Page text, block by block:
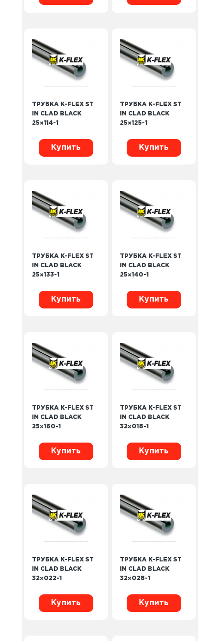
ТРУБКА K-FLEX ST
IN CLAD BLACK
25×114-1
Купить
ТРУБКА K-FLEX ST
IN CLAD BLACK
25×125-1
Купить
ТРУБКА K-FLEX ST
IN CLAD BLACK
25×133-1
Купить
ТРУБКА K-FLEX ST
IN CLAD BLACK
25×140-1
Купить
ТРУБКА K-FLEX ST
IN CLAD BLACK
25×160-1
Купить
ТРУБКА K-FLEX ST
IN CLAD BLACK
32×018-1
Купить
ТРУБКА K-FLEX ST
IN CLAD BLACK
32×022-1
Купить
ТРУБКА K-FLEX ST
IN CLAD BLACK
32×028-1
Купить